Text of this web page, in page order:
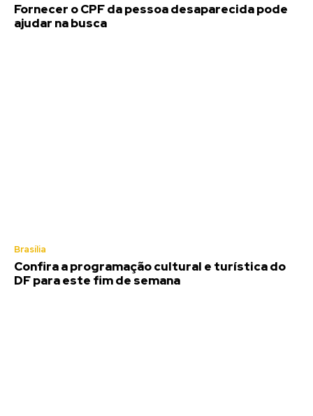
Fornecer o CPF da pessoa desaparecida pode
ajudar na busca
Brasília
Confira a programação cultural e turística do
DF para este fim de semana